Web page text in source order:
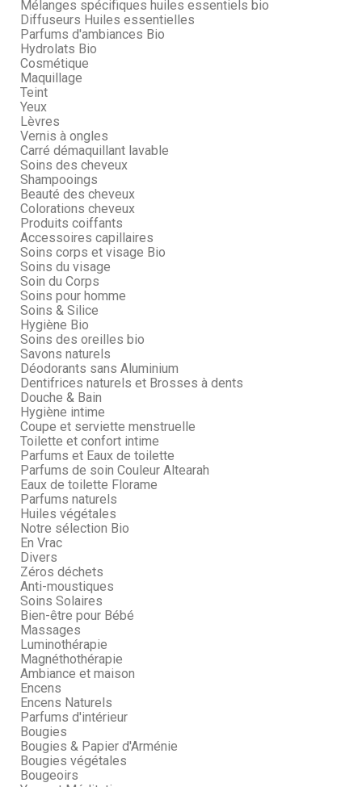
Mélanges spécifiques huiles essentiels bio
Diffuseurs Huiles essentielles
Parfums d'ambiances Bio
Hydrolats Bio
Cosmétique
Maquillage
Teint
Yeux
Lèvres
Vernis à ongles
Carré démaquillant lavable
Soins des cheveux
Shampooings
Beauté des cheveux
Colorations cheveux
Produits coiffants
Accessoires capillaires
Soins corps et visage Bio
Soins du visage
Soin du Corps
Soins pour homme
Soins & Silice
Hygiène Bio
Soins des oreilles bio
Savons naturels
Déodorants sans Aluminium
Dentifrices naturels et Brosses à dents
Douche & Bain
Hygiène intime
Coupe et serviette menstruelle
Toilette et confort intime
Parfums et Eaux de toilette
Parfums de soin Couleur Altearah
Eaux de toilette Florame
Parfums naturels
Huiles végétales
Notre sélection Bio
En Vrac
Divers
Zéros déchets
Anti-moustiques
Soins Solaires
Bien-être pour Bébé
Massages
Luminothérapie
Magnéthothérapie
Ambiance et maison
Encens
Encens Naturels
Parfums d'intérieur
Bougies
Bougies & Papier d'Arménie
Bougies végétales
Bougeoirs